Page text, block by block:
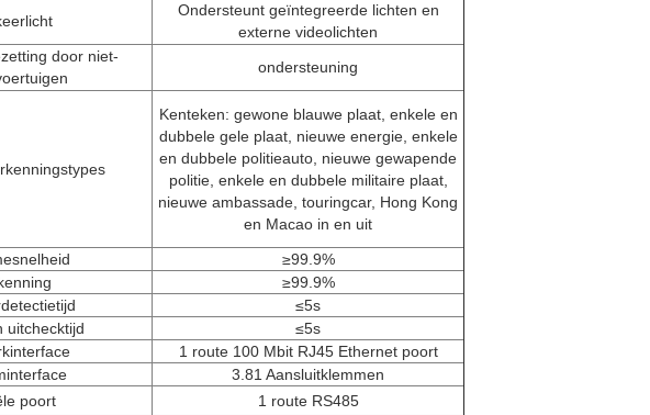
Ondersteunt geïntegreerde lichten en
externe videolichten
door niet-
ondersteuning
Kenteken: gewone blauwe plaat, enkele en
dubbele gele plaat, nieuwe energie, enkele
en dubbele politieauto, nieuwe gewapende
politie, enkele en dubbele militaire plaat,
nieuwe ambassade, touringcar, Hong Kong
en Macao in en uit
≥99.9%
≥99.9%
≤5s
uitchecktijd
≤5s
1 route 100 Mbit RJ45 Ethernet poort
3.81 Aansluitklemmen
poort
1 route RS485